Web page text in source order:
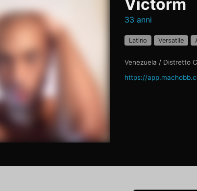
Victorm
33 anni
Latino Versatile
Venezuela / Distretto
https://